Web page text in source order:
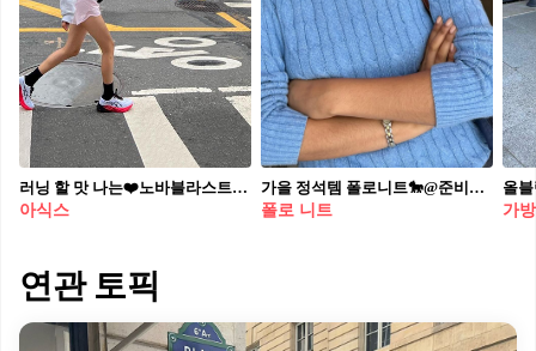
러닝 할 맛 나는❤️노바블라스트3 애슬레저룩 + 러닝 헤리티지 아식스🤍👟@러닝입문템 #광고 달리기 좋은 야외 러닝의 계절, 가을을 맞이해 아식스의 노바블라스트3를 소개합니다. FF BLAST+폼이 적용되어 뛰어난 탄성과 쿠셔닝으로 편안한 착화감이 특징인 아이템입니다. 힐컵의 서포트 기능으로 발목 안정성이 강화되었으며 더욱 가벼워진 경량성으로 뛰어난 퍼포먼스를 제공하는데요. 특히 화이트와 레드, 블루와 핑크 컬러 조합은 러닝룩에 세련되고 포인트를 더해 매치하기 좋습니다. 편안한 맨투맨과 후드, 레깅스와 매치하면 데일리 애슬레저룩으로도 멋지게 활용할 수 있어요. 시원한 바람이 부는 가을엔 러닝을 더욱 즐겁게 만들어줄 아식스 노바블라스트3와 함께하세요!🏃🏻‍♀️
아식스
가을 정석템 폴로니트🐎@준비🛍️ 단독으로 입거나 셔츠와 레이어드해서 심플하게 코디해✨
폴로 니트
올
가방
연관 토픽